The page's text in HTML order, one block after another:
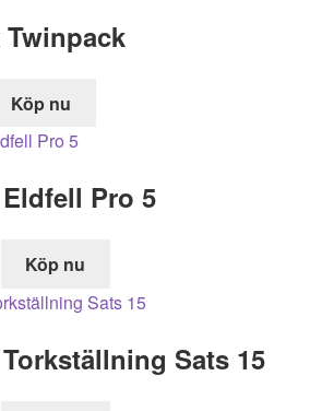
Köp nu
Pro 5
Köp nu
Sats 15